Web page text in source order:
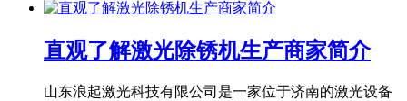
直观了解激光除锈机生产商家简介
山东浪起激光科技有限公司是一家位于济南的激光设备